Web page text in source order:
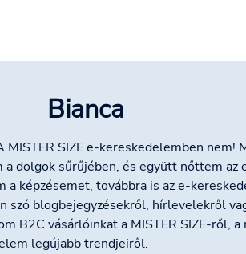
Bianca
MISTER SIZE e-kereskedelemben nem!
dolgok sűrűjében, és együtt nőttem az
a képzésemet, továbbra is az e-
szó blogbejegyzésekről, hírlevelekről
B2C vásárlóinkat a MISTER SIZE-ről,
legújabb trendjeiről.